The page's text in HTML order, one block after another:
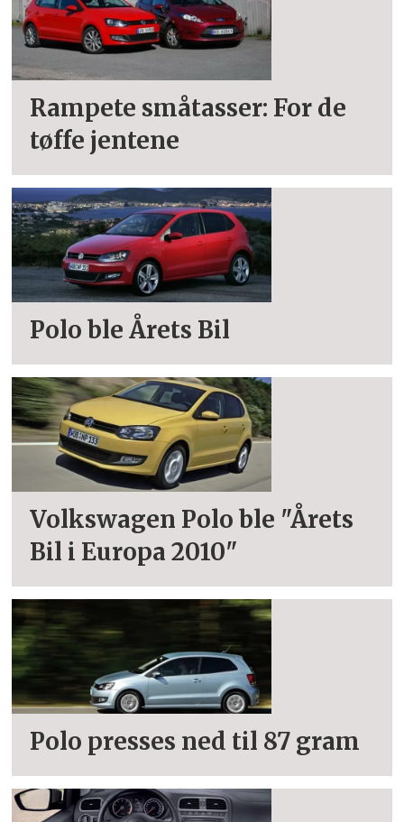
Rampete småtasser: For de
tøffe jentene
Polo ble Årets Bil
Volkswagen Polo ble "Årets
Bil i Europa 2010"
Polo presses ned til 87 gram